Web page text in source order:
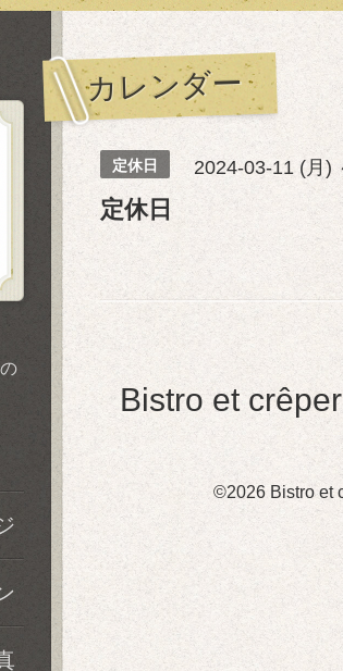
カレンダー
定休日 2024-03-11 (月)
定休日
Bistro et
©2026 Bistro et